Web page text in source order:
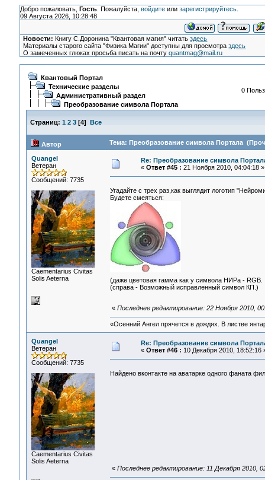
Добро пожаловать, Гость. Пожалуйста, войдитеили зарегистрируйтесь.
09 Августа 2026, 10:28:48
Новости: Книгу С.Доронина "Квантовая магия" читатьздесь
Материалы старого сайта "Физика Магии" доступны для просмотраздесь
О замеченных глюках просьба писать на почтуquantmag@mail.ru
Квантовый Портал
Технические разделы
Административный раздел
Преобразование символа Портала
0
Страниц: 1 2 3[4] Все
Автор Тема: Преобразование символа Портала
Quangel
Ветеран
Сообщений: 7735
Сaementarius Civitas
Solis Aeterna
Re: Преобразование символа
« Ответ #45 : 21 Ноября 2010, 04:04:18 »
Угадайте с трех раз,как выглядит логотип
Будете смеяться:
(даже цветовая гамма как у символа НИРа -
(справа - Возможный исправленный символ КП.)
« Последнее редактирование: 22 Ноября 2010,
«Осенний Ангел прячется в дождях. В листве
Quangel
Ветеран
Сообщений: 7735
Сaementarius Civitas
Solis Aeterna
Re: Преобразование символа
« Ответ #46 : 10 Декабря 2010, 18:52:16
Найдено вконтакте на аватарке одного фаната
« Последнее редактирование: 11 Декабря 2010,